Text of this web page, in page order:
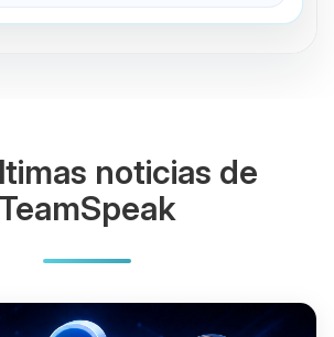
noticias de
TeamSpeak